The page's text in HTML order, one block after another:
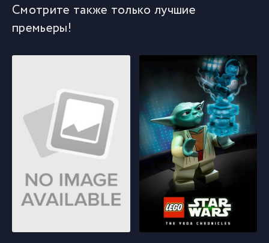
Смотрите также только лучшие
премьеры!